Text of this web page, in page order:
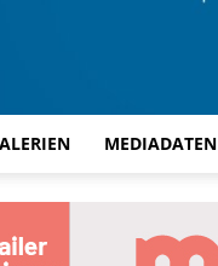
MEDIADATEN